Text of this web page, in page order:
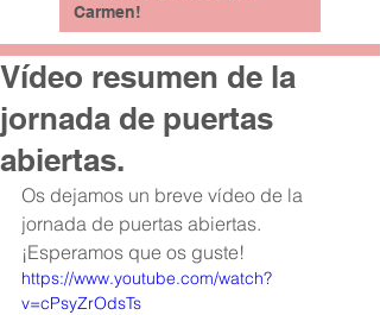
Carmen!
Vídeo resumen de la
jornada de puertas
abiertas.
Os dejamos un breve vídeo de la
jornada de puertas abiertas.
¡Esperamos que os guste!
https://www.youtube.com/watch?
v=cPsyZrOdsTs